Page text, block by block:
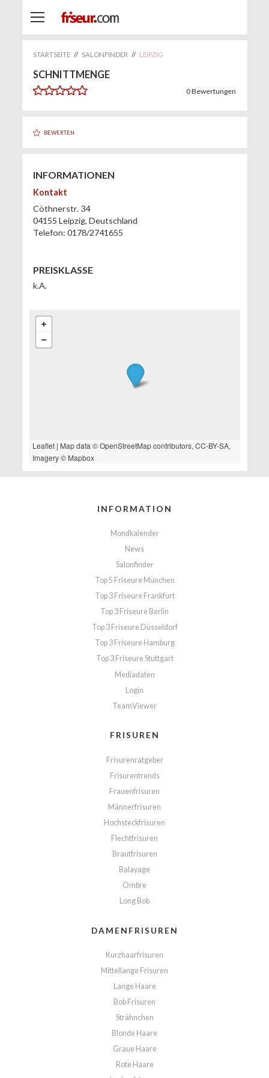
STARTSEITE // SALONFINDER // LEIPZIG
SCHNITTMENGE
0Bewertungen
BEWERTEN
INFORMATIONEN
Kontakt
Cöthnerstr. 34
04155 Leipzig, Deutschland
Telefon: 0178/2741655
PREISKLASSE
k.A.
Leaflet| Map data ©OpenStreetMapcontributors, CC-BY-SA,
Imagery © Mapbox
INFORMATION
Mondkalender
News
Salonfinder
Top 5 Friseure München
Top 3 Friseure Frankfurt
Top 3 Friseure Berlin
Top 3 Friseure Düsseldorf
Top 3 Friseure Hamburg
Top 3 Friseure Stuttgart
Mediadaten
Login
TeamViewer
FRISUREN
Frisurenratgeber
Frisurentrends
Frauenfrisuren
Männerfrisuren
Hochsteckfrisuren
Flechtfrisuren
Brautfrisuren
Balayage
Ombre
Long Bob
DAMENFRISUREN
Kurzhaarfrisuren
Mittellange Frisuren
Lange Haare
Bob Frisuren
Strähnchen
Blonde Haare
Graue Haare
Rote Haare